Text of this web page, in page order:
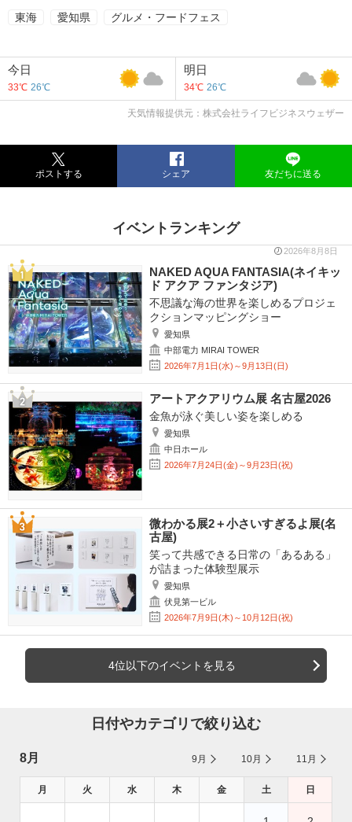
東海 愛知県 グルメ・フードフェス
今日
33℃ 26℃
明日
34℃ 26℃
天気情報提供元：株式会社ライフビジネスウェザー
ポストする シェア 友だちに送る
イベントランキング
2026年8月8日
NAKED AQUA FANTASIA(ネイキッ
ド アクア ファンタジア)
不思議な海の世界を楽しめるプロジェ
クションマッピングショー
愛知県
中部電力 MIRAI TOWER
2026年7月1日(水)～9月13日(日)
アートアクアリウム展 名古屋2026
金魚が泳ぐ美しい姿を楽しめる
愛知県
中日ホール
2026年7月24日(金)～9月23日(祝)
微わかる展2＋小さいすぎるよ展(名
古屋)
笑って共感できる日常の「あるある」
が詰まった体験型展示
愛知県
伏見第一ビル
2026年7月9日(木)～10月12日(祝)
4位以下のイベントを見る
日付やカテゴリで絞り込む
8月 9月 10月 11月
月 火 水 木 金 土 日